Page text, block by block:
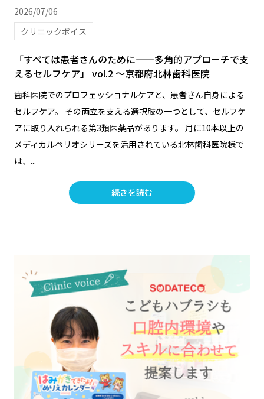
2026/07/06
クリニックボイス
「すべては患者さんのために——多角的アプローチで支
えるセルフケア」 vol.2 ～京都府北林歯科医院
歯科医院でのプロフェッショナルケアと、患者さん自身による
セルフケア。 その両立を支える選択肢の一つとして、セルフケ
アに取り入れられる第3類医薬品があります。 月に10本以上の
メディカルペリオシリーズを活用されている北林歯科医院様で
は、...
続きを読む